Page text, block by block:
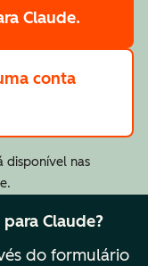
Claude.
conta
disponível nas
Claude?
do formulário